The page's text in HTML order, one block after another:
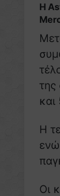
Η
της
H
Οι